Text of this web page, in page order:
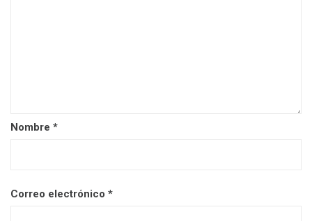
Nombre *
Correo electrónico *